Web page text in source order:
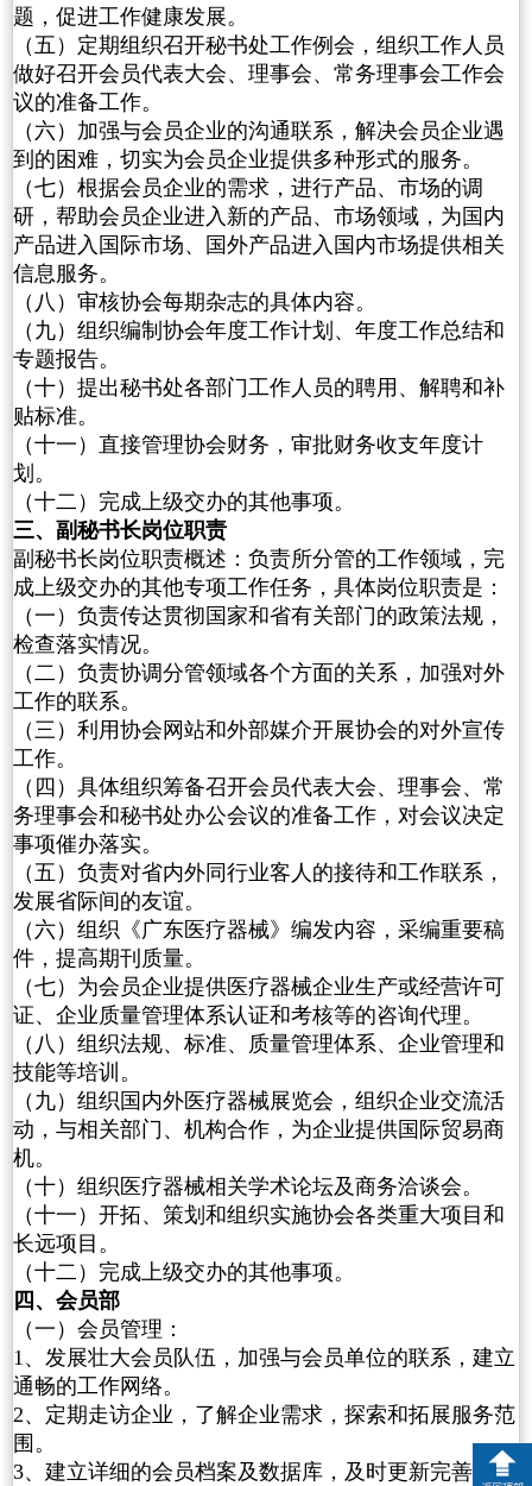
题，促进工作健康发展。
（五）定期组织召开秘书处工作例会，组织工作人员
做好召开会员代表大会、理事会、常务理事会工作会
议的准备工作。
（六）加强与会员企业的沟通联系，解决会员企业遇
到的困难，切实为会员企业提供多种形式的服务。
（七）根据会员企业的需求，进行产品、市场的调
研，帮助会员企业进入新的产品、市场领域，为国内
产品进入国际市场、国外产品进入国内市场提供相关
信息服务。
（八）审核协会每期杂志的具体内容。
（九）组织编制协会年度工作计划、年度工作总结和
专题报告。
（十）提出秘书处各部门工作人员的聘用、解聘和补
贴标准。
（十一）直接管理协会财务，审批财务收支年度计
划。
（十二）完成上级交办的其他事项。
三、副秘书长岗位职责
副秘书长岗位职责概述：负责所分管的工作领域，完
成上级交办的其他专项工作任务，具体岗位职责是：
（一）负责传达贯彻国家和省有关部门的政策法规，
检查落实情况。
（二）负责协调分管领域各个方面的关系，加强对外
工作的联系。
（三）利用协会网站和外部媒介开展协会的对外宣传
工作。
（四）具体组织筹备召开会员代表大会、理事会、常
务理事会和秘书处办公会议的准备工作，对会议决定
事项催办落实。
（五）负责对省内外同行业客人的接待和工作联系，
发展省际间的友谊。
（六）组织《广东医疗器械》编发内容，采编重要稿
件，提高期刊质量。
（七）为会员企业提供医疗器械企业生产或经营许可
证、企业质量管理体系认证和考核等的咨询代理。
（八）组织法规、标准、质量管理体系、企业管理和
技能等培训。
（九）组织国内外医疗器械展览会，组织企业交流活
动，与相关部门、机构合作，为企业提供国际贸易商
机。
（十）组织医疗器械相关学术论坛及商务洽谈会。
（十一）开拓、策划和组织实施协会各类重大项目和
长远项目。
（十二）完成上级交办的其他事项。
四、会员部
（一）会员管理：
1、发展壮大会员队伍，加强与会员单位的联系，建立
通畅的工作网络。
2、定期走访企业，了解企业需求，探索和拓展服务范
围。
3、建立详细的会员档案及数据库，及时更新完善。